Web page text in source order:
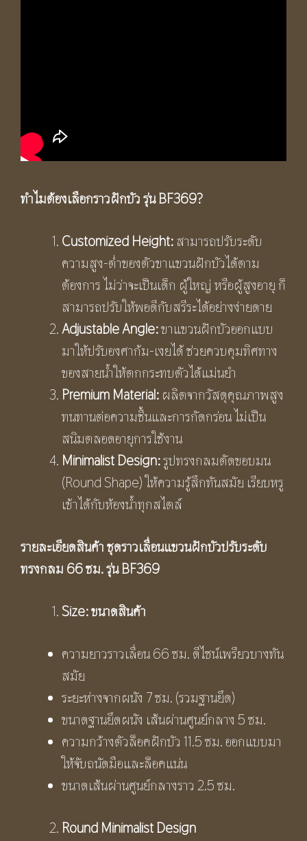
ทำไมต้องเลือกราวฝักบัว รุ่นBF369?
Customized Height:สามารถปรับระดับ
ความสูง-ต่ำของตัวขาแขวนฝักบัวได้ตาม
ต้องการ ไม่ว่าจะเป็นเด็ก ผู้ใหญ่ หรือผู้สูงอายุ ก็
สามารถปรับให้พอดีกับสรีระได้อย่างง่ายดาย
Adjustable Angle:ขาแขวนฝักบัวออกแบบ
มาให้ปรับองศาก้ม-เงยได้ ช่วยควบคุมทิศทาง
ของสายน้ำให้ตกกระทบตัวได้แม่นยำ
Premium Material: ผลิตจากวัสดุคุณภาพสูง
ทนทานต่อความชื้นและการกัดกร่อน ไม่เป็น
สนิมตลอดอายุการใช้งาน
Minimalist Design:รูปทรงกลมตัดขอบมน
(Round Shape) ให้ความรู้สึกทันสมัย เรียบหรู
เข้าได้กับห้องน้ำทุกสไตล์
รายละเอียดสินค้า ชุดราวเลื่อนแขวนฝักบัวปรับระดับ
ทรงกลม 66 ซม. รุ่นBF369
Size: ขนาดสินค้า
ความยาวราวเลื่อน 66 ซม. ดีไซน์เพรียวบางทัน
สมัย
ระยะห่างจากผนัง 7 ซม. (รวมฐานยึด)
ขนาดฐานยึดผนัง เส้นผ่านศูนย์กลาง 5 ซม.
ความกว้างตัวล็อคฝักบัว 11.5 ซม. ออกแบบมา
ให้จับถนัดมือและล็อคแน่น
ขนาดเส้นผ่านศูนย์กลางราว 2.5 ซม.
Round Minimalist Design